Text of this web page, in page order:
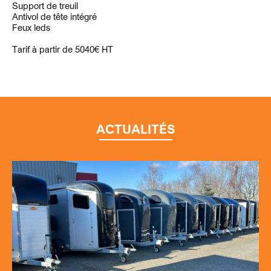
Support de treuil
Antivol de tête intégré
Feux leds
Tarif à partir de 5040€ HT
ACTUALITÉS